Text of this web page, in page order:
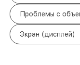
Проблемы с
Экран (дисплей)